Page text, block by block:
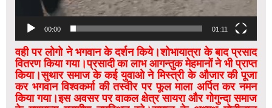
00:00 01:11
वही पर लोगो ने भगवान के दर्शन किये।शोभायात्रा के बाद प्रसाद
वितरण किया गया।प्रसादी का लाभ आगन्तुक मेहमानों ने भी प्राप्त
किया।सुथार समाज के कई युवाओ ने मिस्त्री के औजार की पूजा
कर भगवान विश्वकर्मा की तस्वीर पर फूल माला अर्पित कर नमन
किया गया।इस अवसर पर वाकल क्षेत्र सायरा और गोगुन्दा समाज